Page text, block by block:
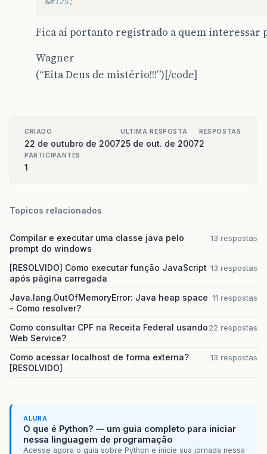
Fica aí portanto registrado a quem interessar
Wagner
(“Eita Deus de mistério!!!”)[/code]
CRIADO
22 de outubro de 2007
ULTIMA RESPOSTA
25 de out. de 2007
RESPOSTAS
2
PARTICIPANTES
1
Topicos relacionados
Compilar e executar uma classe java pelo
prompt do windows
13 respostas
[RESOLVIDO] Como executar função JavaScript
após página carregada
13 respostas
Java.lang.OutOfMemoryError: Java heap space
- Como resolver?
11 respostas
Como consultar CPF na Receita Federal usando
Web Service?
22 respostas
Como acessar localhost de forma externa?
[RESOLVIDO]
13 respostas
ALURA
O que é Python? — um guia completo para iniciar
nessa linguagem de programação
Acesse agora o guia sobre Python e inicie sua jornada nessa